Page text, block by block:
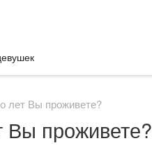
лет Вы проживете?
Вы